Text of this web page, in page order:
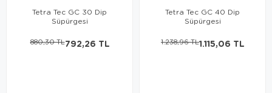
Tetra Tec GC 30 Dip
Süpürgesi
792,26 TL
880,30 TL
Tetra Tec GC 40 Dip
Süpürgesi
1.115,06 TL
1.238,96 TL